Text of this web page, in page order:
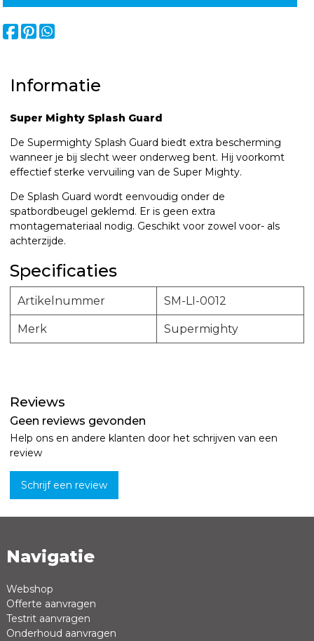
Informatie
Super Mighty Splash Guard
De Supermighty Splash Guard biedt extra bescherming
wanneer je bij slecht weer onderweg bent. Hij voorkomt
effectief sterke vervuiling van de Super Mighty.
De Splash Guard wordt eenvoudig onder de
spatbordbeugel geklemd. Er is geen extra
montagemateriaal nodig. Geschikt voor zowel voor- als
achterzijde.
Specificaties
Artikelnummer SM-LI-0012
Merk Supermighty
Reviews
Geen reviews gevonden
Help ons en andere klanten door het schrijven van een
review
Schrijf een review
Naam *
Review *
Navigatie
Webshop
Offerte aanvragen
Testrit aanvragen
Onderhoud aanvragen